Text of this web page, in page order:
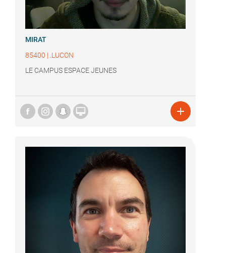
MIRAT
85400 | .LUCON
LE CAMPUS ESPACE JEUNES
 